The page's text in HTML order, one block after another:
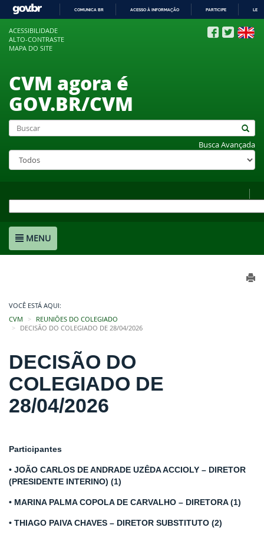
COMUNICA BR ACESSO À INFORMAÇÃO PARTICIPE
ACESSIBILIDADE
ALTO-CONTRASTE
MAPA DO SITE
CVM agora é
GOV.BR/CVM
Busca Avançada
MENU
VOCÊ ESTÁ AQUI:
CVM
REUNIÕES DO COLEGIADO
DECISÃO DO COLEGIADO DE 28/04/2026
DECISÃO DO
COLEGIADO DE
28/04/2026
Participantes
• JOÃO CARLOS DE ANDRADE UZÊDA ACCIOLY – DIRETOR
(PRESIDENTE INTERINO) (1)
• MARINA PALMA COPOLA DE CARVALHO – DIRETORA (1)
• THIAGO PAIVA CHAVES – DIRETOR SUBSTITUTO (2)